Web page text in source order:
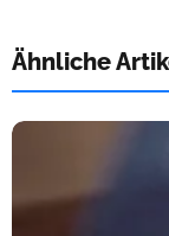
Ähnliche